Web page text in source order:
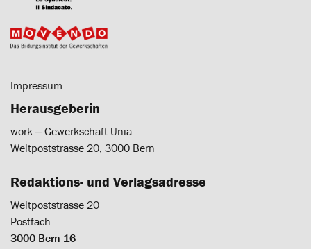
Impressum
Herausgeberin
work ‒ Gewerkschaft Unia
Weltpoststrasse 20, 3000 Bern
Redaktions- und Verlagsadresse
Weltpoststrasse 20
Postfach
3000 Bern 16